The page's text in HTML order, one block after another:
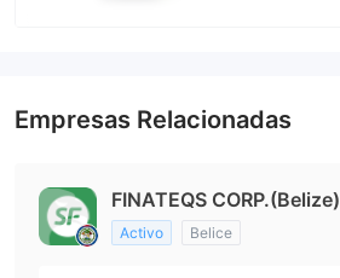
Empresas Relacionadas
FINATEQS CORP.(Belize)
Activo Belice